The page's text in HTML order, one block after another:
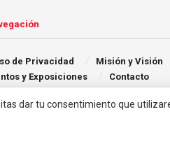
de Privacidad Misión y Visión
y Exposiciones
Contacto
dar tu consentimiento que